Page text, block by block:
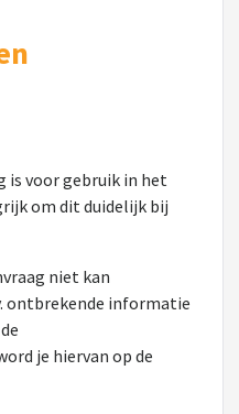
is voor gebruik in het
om dit duidelijk bij
niet kan
ontbrekende informatie
je hiervan op de